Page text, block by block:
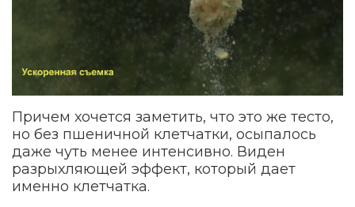
Причем хочется заметить, что это же тесто,
но без пшеничной клетчатки, осыпалось
даже чуть менее интенсивно. Виден
разрыхляющей эффект, который дает
именно клетчатка.